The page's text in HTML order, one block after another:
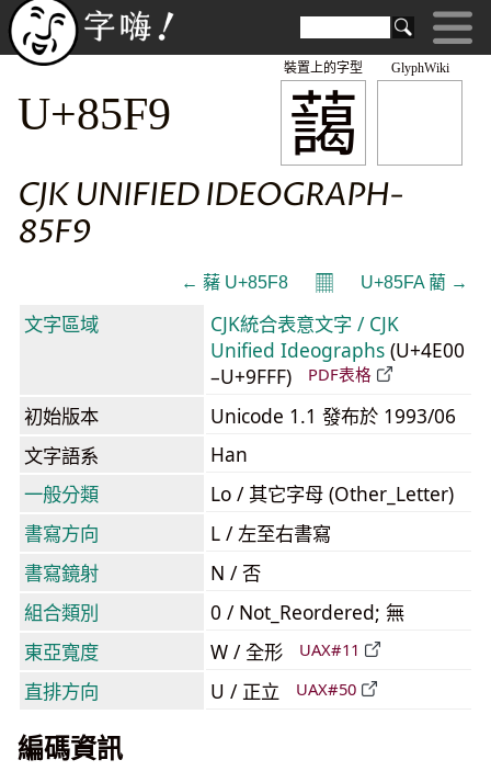
GlyphWiki
藹
裝置上的字型
U+85F9
CJK UNIFIED IDEOGRAPH-
85F9
← 藸 U+85F8 𝄜 U+85FA 藺 →
文字區域
CJK統合表意文字 / CJK
Unified Ideographs (U+4E00
–U+9FFF)
PDF表格
初始版本
Unicode 1.1 發布於 1993/06
文字語系
Han
一般分類
Lo / 其它字母 (Other_Letter)
書寫方向
L / 左至右書寫
書寫鏡射
N / 否
組合類別
0 / Not_Reordered; 無
東亞寬度
W / 全形 UAX#11
直排方向 U / 正立 UAX#50
編碼資訊